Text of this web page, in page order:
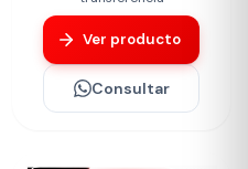
Ver producto
Consultar